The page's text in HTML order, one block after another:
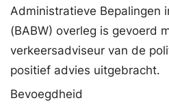
Administratieve Bepalingen
(BABW) overleg is gevoerd
verkeersadviseur van de
positief advies uitgebracht.
Bevoegdheid